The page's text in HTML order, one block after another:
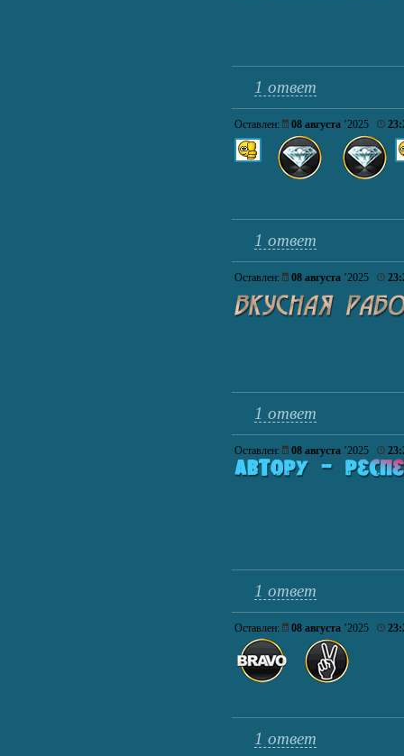
1 ответ
Оставлен: 08 августа ’2025
1 ответ
Оставлен: 08 августа ’2025
1 ответ
Оставлен: 08 августа ’2025
1 ответ
Оставлен: 08 августа ’2025
1 ответ